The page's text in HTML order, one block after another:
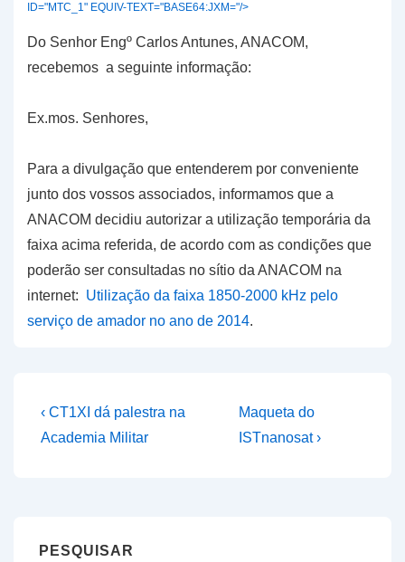
ID="MTC_1" EQUIV-TEXT="BASE64:JXM="/>
Do Senhor Engº Carlos Antunes, ANACOM,
recebemos a seguinte informação:
Ex.mos. Senhores,
Para a divulgação que entenderem por conveniente
junto dos vossos associados, informamos que a
ANACOM decidiu autorizar a utilização temporária da
faixa acima referida, de acordo com as condições que
poderão ser consultadas no sítio da ANACOM na
internet: Utilização da faixa 1850-2000 kHz pelo
serviço de amador no ano de 2014.
Navegação
de
Previous
Post
‹ CT1XI dá palestra na
Academia Militar
Next
Post
Maqueta do
ISTnanosat ›
PESQUISAR